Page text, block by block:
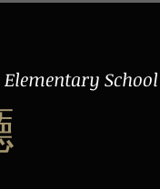
School